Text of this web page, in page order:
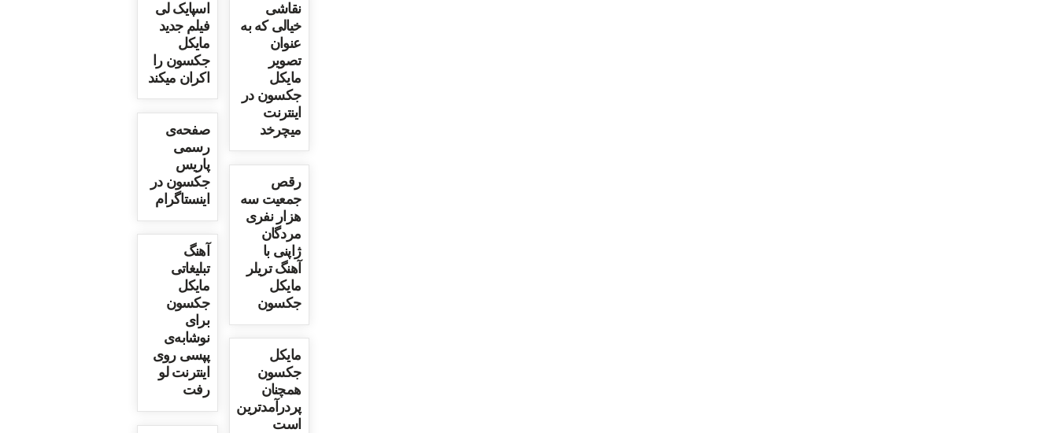
اسپایک لی
فیلم جدید
مایکل
جکسون را
اکران میکند
نقاشی
خیالی که به
عنوان
تصویر
مایکل
جکسون در
اینترنت
میچرخد
صفحه‌ی
رسمی
پاریس
جکسون در
اینستاگرام
رقص
جمعیت سه
هزار نفری
مردگان
ژاپنی با
آهنگ تریلر
مایکل
جکسون
آهنگ
تبلیغاتی
مایکل
جکسون
برای
نوشابه‌ی
پپسی روی
اینترنت لو
رفت
مایکل
جکسون
همچنان
پردرآمدترین
است